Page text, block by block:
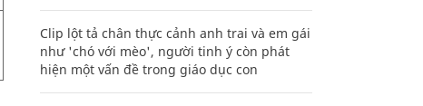
Clip lột tả chân thực cảnh anh trai và em gái
như 'chó với mèo', người tinh ý còn phát
hiện một vấn đề trong giáo dục con